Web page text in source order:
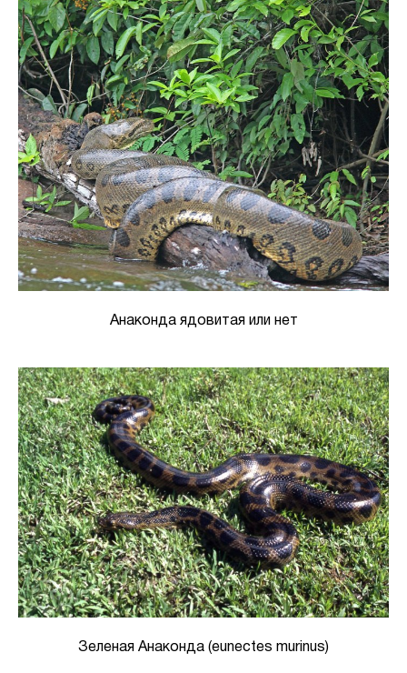
Анаконда ядовитая или нет
Зеленая Анаконда (eunectes murinus)